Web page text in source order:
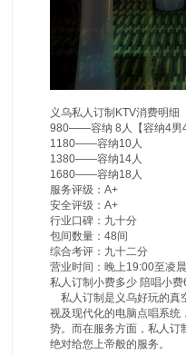
义乌私人订制KTV消费明细
980——容纳 8人【容纳4男
1180——容纳10人
1380——容纳14人
1680——容纳18人
服务评级：A+
安全评级：A+
行业口碑：九十分
包间数量：48间
综合考评：九十二分
营业时间：晚上19:00至凌
私人订制小费多少 陪唱小
私人订制是义乌好玩的真
视及现代化的电脑点唱系统
势。而在服务方面，私人订
绝对给您上帝般的服务。